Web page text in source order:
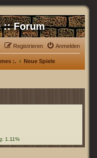
:: Forum
Anmelden
Registrieren
:. Neue Spiele
1.11%